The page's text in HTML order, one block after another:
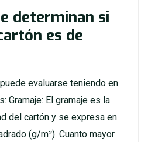
determinan si
es de
evaluarse teniendo en
Gramaje: El gramaje es la
del cartón y se expresa en
(g/m²). Cuanto mayor